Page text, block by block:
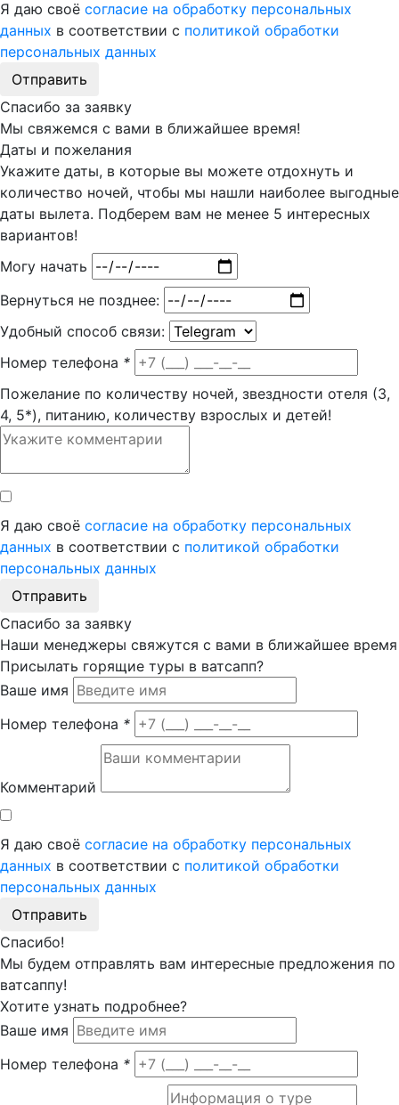
Я даю своё согласие на обработку персональных
данных в соответствии с политикой обработки
персональных данных
Отправить
Спасибо за заявку
Мы свяжемся с вами в ближайшее время!
Даты и пожелания
Укажите даты, в которые вы можете отдохнуть и
количество ночей, чтобы мы нашли наиболее выгодные
даты вылета. Подберем вам не менее 5 интересных
вариантов!
Могу начать
Вернуться не позднее:
Удобный способ связи:
Номер телефона *
Пожелание по количеству ночей, звездности отеля (3,
4, 5*), питанию, количеству взрослых и детей!
Я даю своё согласие на обработку персональных
данных в соответствии с политикой обработки
персональных данных
Отправить
Спасибо за заявку
Наши менеджеры свяжутся с вами в ближайшее время
Присылать горящие туры в ватсапп?
Ваше имя
Номер телефона *
Комментарий
Я даю своё согласие на обработку персональных
данных в соответствии с политикой обработки
персональных данных
Отправить
Спасибо!
Мы будем отправлять вам интересные предложения по
ватсаппу!
Хотите узнать подробнее?
Ваше имя
Номер телефона *